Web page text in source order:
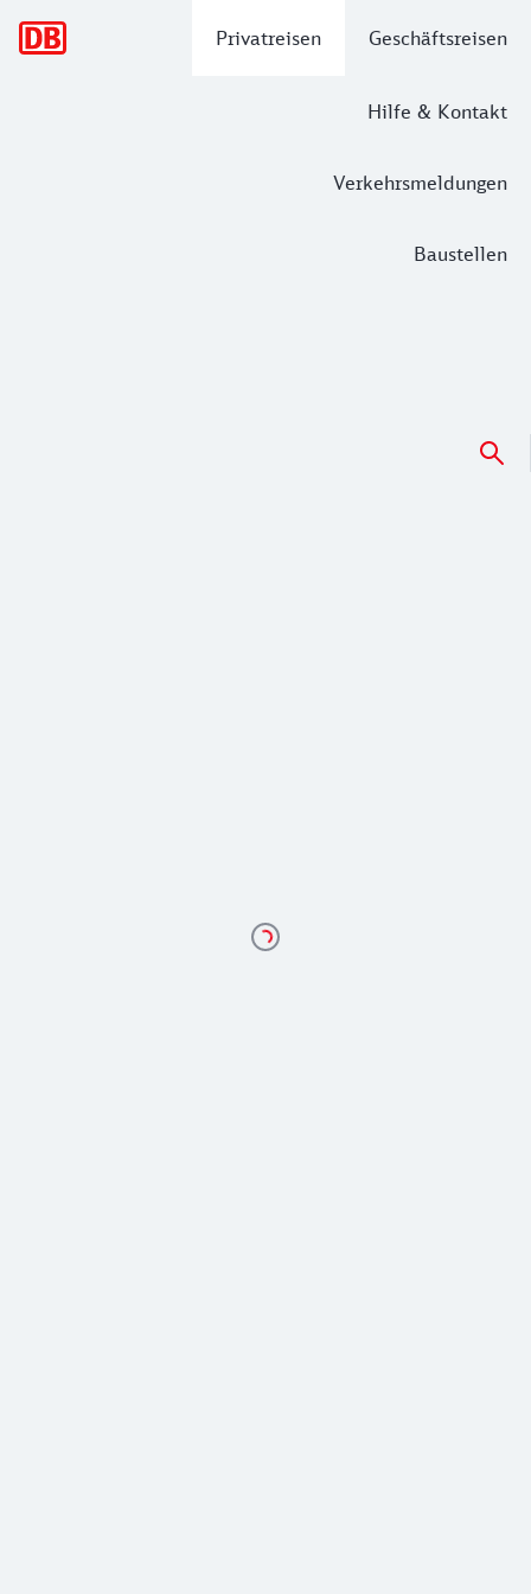
Privatreisen Geschäftsreisen
Hilfe & Kontakt
Verkehrsmeldungen
Baustellen